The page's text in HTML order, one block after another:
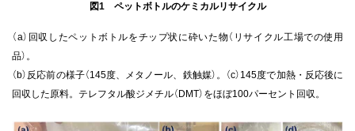
図1 ペットボトルのケミカルリサイクル
（a）回収したペットボトルをチップ状に砕いた物（リサイクル工場での使用
品）。
（b）反応前の様子（145度、メタノール、鉄触媒）。
（c）145度で加熱・反応後に
回収した原料。テレフタル酸ジメチル（DMT）をほぼ100パーセント回収。